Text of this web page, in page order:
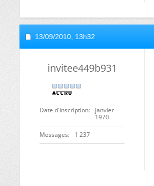
13/09/2010, 13h32
invitee449b931
Date d'inscription
janvier
1970
Messages 1 237